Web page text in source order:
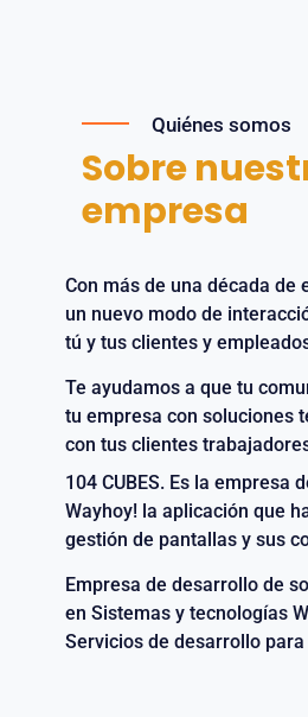
Quiénes somos
Sobre
empresa
Con más de una década de
un nuevo modo de
tú y tus clientes y
Te ayudamos a que tu
tu empresa con soluciones
con tus clientes
104 CUBES. Es la empresa
Wayhoy! la aplicación que
gestión de pantallas y sus
Empresa de desarrollo de
en Sistemas y tecnologías
Servicios de desarrollo